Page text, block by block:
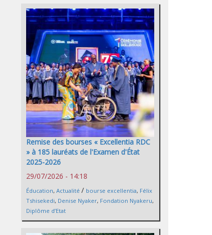
Remise des bourses « Excellentia RDC
» à 185 lauréats de l'Examen d'État
2025-2026
29/07/2026 - 14:18
Éducation, Actualité / bourse excellentia, Félix
Tshisekedi, Denise Nyaker, Fondation Nyakeru,
Diplôme d’Etat